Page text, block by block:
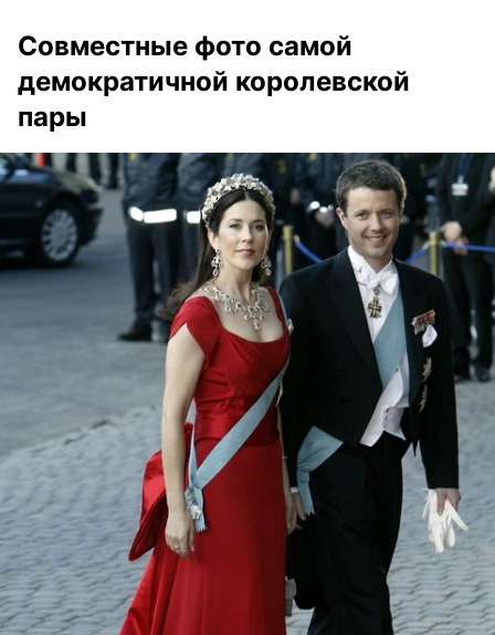
Совместные фото самой
демократичной королевской
пары